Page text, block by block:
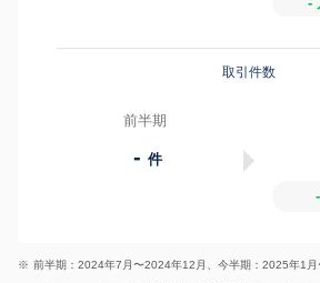
取引件数
前半期
- 件
※ 前半期：2024年7月〜2024年12月、今半期：2025年1月